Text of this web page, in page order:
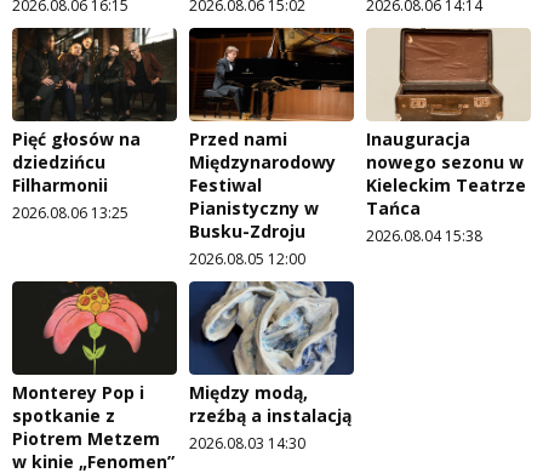
2026.08.06 16:15 2026.08.06 15:02 2026.08.06 14:14
Pięć głosów na
dziedzińcu
Filharmonii
2026.08.06 13:25
Przed nami
Międzynarodowy
Festiwal
Pianistyczny w
Busku-Zdroju
2026.08.05 12:00
Inauguracja
nowego sezonu w
Kieleckim Teatrze
Tańca
2026.08.04 15:38
Monterey Pop i
spotkanie z
Piotrem Metzem
w kinie „Fenomen”
Między modą,
rzeźbą a instalacją
2026.08.03 14:30